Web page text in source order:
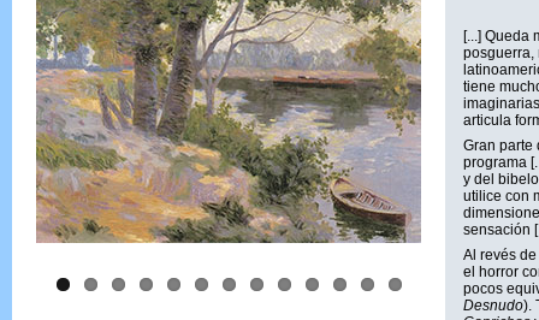
[...] Queda
posguerra,
tiene
articula
Gran parte
programa
y del
utilice con
sensación
Al revés
el horror
pocos
Desnudo).